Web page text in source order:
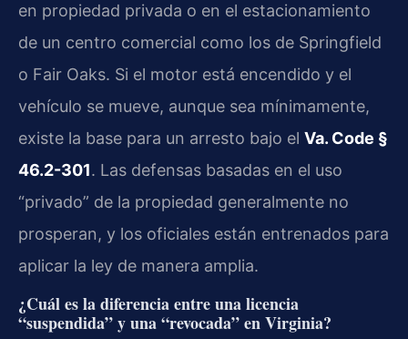
en propiedad privada o en el estacionamiento
de un centro comercial como los de Springfield
o Fair Oaks. Si el motor está encendido y el
vehículo se mueve, aunque sea mínimamente,
existe la base para un arresto bajo el Va. Code §
46.2-301. Las defensas basadas en el uso
“privado” de la propiedad generalmente no
prosperan, y los oficiales están entrenados para
aplicar la ley de manera amplia.
¿Cuál es la diferencia entre una licencia
“suspendida” y una “revocada” en Virginia?